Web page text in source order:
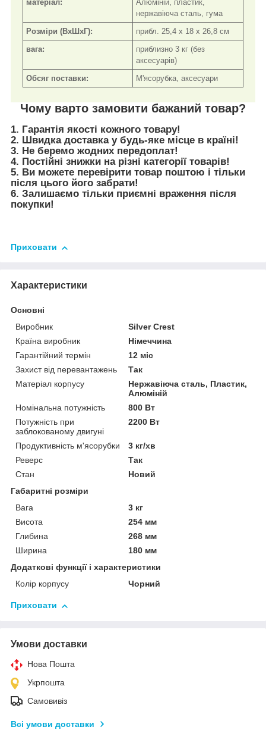
матеріал:
Алюміній, пластик,
нержавіюча сталь, гума
Розміри (ВxШxГ):
прибл. 25,4 х 18 х 26,8 см
вага:
приблизно 3 кг (без
аксесуарів)
Обсяг поставки:
М'ясорубка, аксесуари
Чому варто замовити бажаний товар?
1. Гарантія якості кожного товару!
2. Швидка доставка у будь-яке місце в країні!
3. Не беремо жодних передоплат!
4. Постійні знижки на різні категорії товарів!
5. Ви можете перевірити товар поштою і тільки
після цього його забрати!
6. Залишаємо тільки приємні враження після
покупки!
Приховати
Характеристики
Основні
Виробник
Silver Crest
Країна виробник
Німеччина
Гарантійний термін
12 міс
Захист від перевантажень
Так
Матеріал корпусу
Нержавіюча сталь, Пластик,
Алюміній
Номінальна потужність
800 Вт
Потужність при
заблокованому двигуні
2200 Вт
Продуктивність м'ясорубки
3 кг/хв
Реверс
Так
Стан
Новий
Габаритні розміри
Вага
3 кг
Висота
254 мм
Глибина
268 мм
Ширина
180 мм
Додаткові функції і характеристики
Колір корпусу
Чорний
Приховати
Умови доставки
Нова Пошта
Укрпошта
Самовивіз
Всі умови доставки